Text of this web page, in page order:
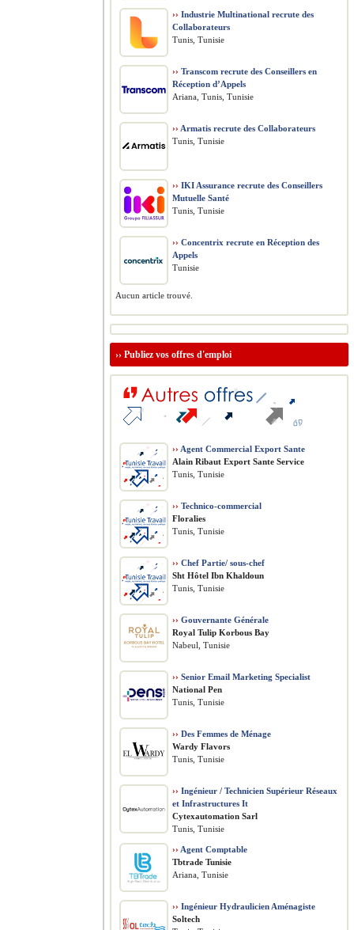
›› Industrie Multinational recrute des
Collaborateurs
Tunis, Tunisie
›› Transcom recrute des Conseillers en
Réception d’Appels
Ariana, Tunis, Tunisie
›› Armatis recrute des Collaborateurs
Tunis, Tunisie
›› IKI Assurance recrute des Conseillers
Mutuelle Santé
Tunis, Tunisie
›› Concentrix recrute en Réception des
Appels
Tunisie
Aucun article trouvé.
›› Publiez vos offres d'emploi
›› Agent Commercial Export Sante
Alain Ribaut Export Sante Service
Tunis, Tunisie
›› Technico-commercial
Floralies
Tunis, Tunisie
›› Chef Partie/ sous-chef
Sht Hôtel Ibn Khaldoun
Tunis, Tunisie
›› Gouvernante Générale
Royal Tulip Korbous Bay
Nabeul, Tunisie
›› Senior Email Marketing Specialist
National Pen
Tunis, Tunisie
›› Des Femmes de Ménage
Wardy Flavors
Tunis, Tunisie
›› Ingénieur / Technicien Supérieur Réseaux
et Infrastructures It
Cytexautomation Sarl
Tunis, Tunisie
›› Agent Comptable
Tbtrade Tunisie
Ariana, Tunisie
›› Ingénieur Hydraulicien Aménagiste
Soltech